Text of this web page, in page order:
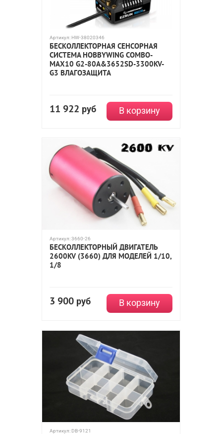
Артикул: HW-38020346
БЕСКОЛЛЕКТОРНАЯ СЕНСОРНАЯ
СИСТЕМА HOBBYWING COMBO-
MAX10 G2-80A&3652SD-3300KV-
G3 ВЛАГОЗАЩИТА
11 922 руб В корзину
Артикул:3660-26
БЕСКОЛЛЕКТОРНЫЙ ДВИГАТЕЛЬ
2600KV (3660) ДЛЯ МОДЕЛЕЙ 1/10,
1/8
3 900 руб В корзину
Артикул: DB-9121